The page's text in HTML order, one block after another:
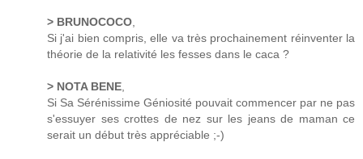
> BRUNOCOCO
Si j'ai bien compris, elle va très prochainement réinventer la
théorie de la relativité les fesses dans le caca ?
> NOTA BENE
Si Sa Sérénissime Géniosité pouvait commencer par ne pas
s'essuyer ses crottes de nez sur les jeans de maman ce
serait un début très appréciable ;-)